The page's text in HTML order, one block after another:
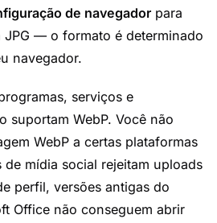
de navegador para
— o formato é determinado
navegador.
serviços e
suportam WebP. Você não
WebP a certas plataformas
de mídia social rejeitam uploads
perfil, versões antigas do
Office não conseguem abrir